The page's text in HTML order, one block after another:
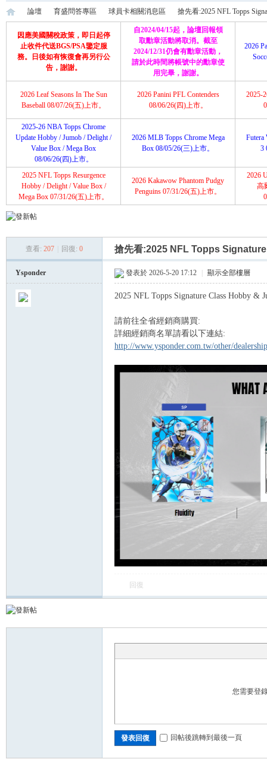
»
論壇
›
育盛問答專區
›
球員卡相關消息區
›
搶先看:2025 NFL Topps
因應美國關稅政策，即日起停
止收件代送BGS/PSA鑒定服
務。日後如有恢復會再另行公
告，謝謝。
自2024/04/15起，論壇回報領
取勳章活動將取消。截至
2024/12/31仍會有勳章活動，
請於此時間將帳號中的勳章使
用完畢，謝謝。
2026
2026 Leaf Seasons In The Sun
Baseball 08/07/26(五)上市。
2026 Panini PFL Contenders
08/06/26(四)上市。
2025-
2025-26 NBA Topps Chrome
Update Hobby / Jumob / Delight /
Value Box / Mega Box
08/06/26(四)上市。
2026 MLB Topps Chrome Mega
Box 08/05/26(三)上市。
Futera
3
2025 NFL Topps Resurgence
Hobby / Delight / Value Box /
Mega Box 07/31/26(五)上市。
2026 Kakawow Phantom Pudgy
Penguins 07/31/26(五)上市。
2026
高
查看: 207 回復: 0 搶先看:2025 NFL Topps
Ysponder 發表於 2026-5-20 17:12 顯示全部樓層
2025 NFL Topps Signature Class Hobby
請前往全省經銷商購買:
詳細經銷商名單請看以下連結:
http://www.ysponder.com.tw/other/
回復
您需要登
發表回復 回帖後跳轉到最後一頁